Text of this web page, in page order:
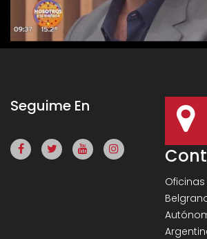
Seguime En